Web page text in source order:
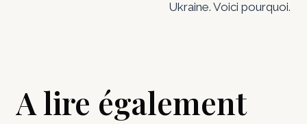
Ukraine. Voici pourquoi.
A lire également